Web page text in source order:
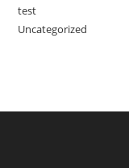
test
Uncategorized